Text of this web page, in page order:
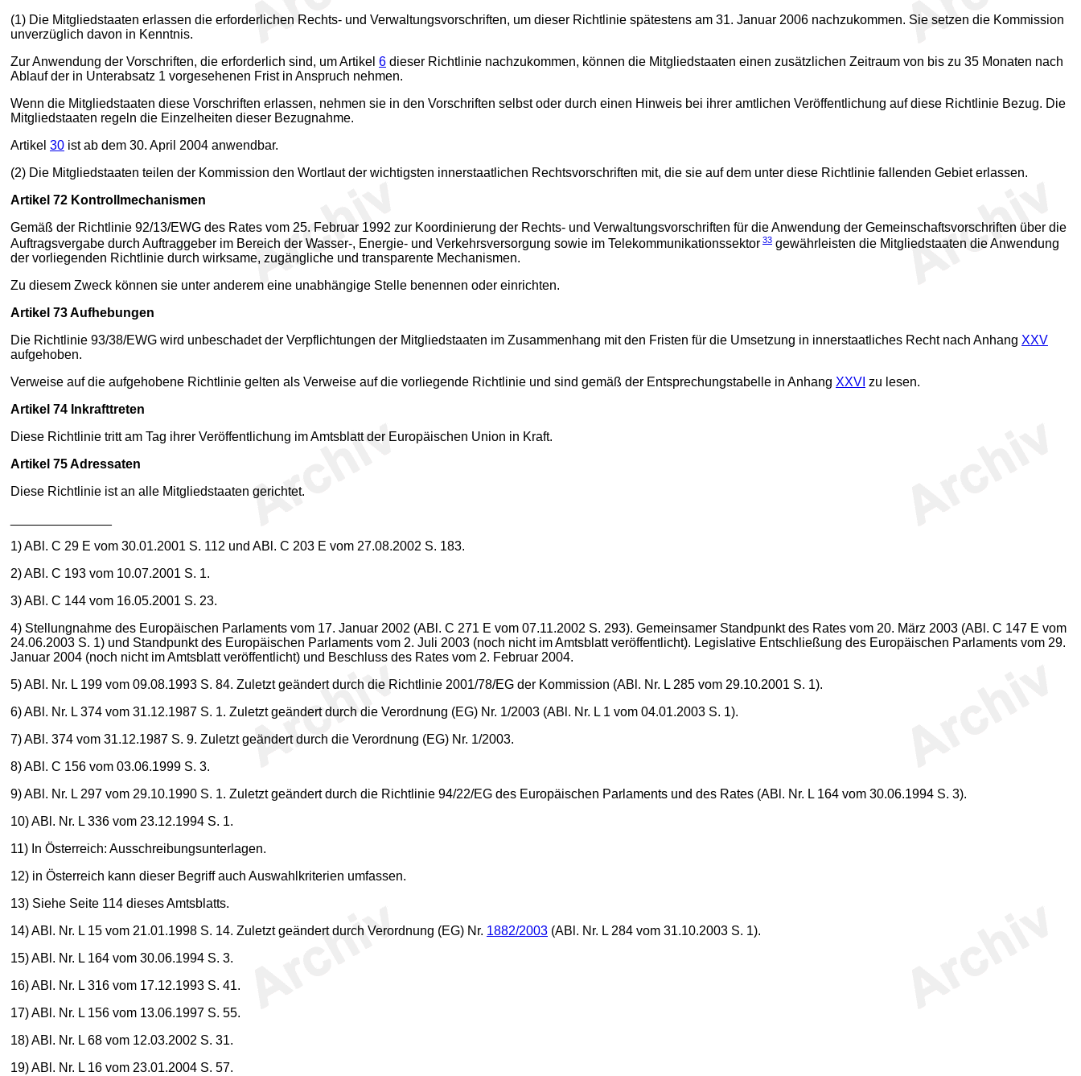
(1) Die Mitgliedstaaten erlassen die erforderlichen Rechts- und Verwaltungsvorschriften, um dieser Richtlinie spätestens am 31. Januar 2006 nachzukommen. Sie setzen die Kommission
unverzüglich davon in Kenntnis.
Zur Anwendung der Vorschriften, die erforderlich sind, um Artikel 6 dieser Richtlinie nachzukommen, können die Mitgliedstaaten einen zusätzlichen Zeitraum von bis zu 35 Monaten nach
Ablauf der in Unterabsatz 1 vorgesehenen Frist in Anspruch nehmen.
Wenn die Mitgliedstaaten diese Vorschriften erlassen, nehmen sie in den Vorschriften selbst oder durch einen Hinweis bei ihrer amtlichen Veröffentlichung auf diese Richtlinie Bezug. Die
Mitgliedstaaten regeln die Einzelheiten dieser Bezugnahme.
Artikel 30 ist ab dem 30. April 2004 anwendbar.
(2) Die Mitgliedstaaten teilen der Kommission den Wortlaut der wichtigsten innerstaatlichen Rechtsvorschriften mit, die sie auf dem unter diese Richtlinie fallenden Gebiet erlassen.
Artikel 72 Kontrollmechanismen
Gemäß der Richtlinie 92/13/EWG des Rates vom 25. Februar 1992 zur Koordinierung der Rechts- und Verwaltungsvorschriften für die Anwendung der Gemeinschaftsvorschriften über die
Auftragsvergabe durch Auftraggeber im Bereich der Wasser-, Energie- und Verkehrsversorgung sowie im Telekommunikationssektor 33 gewährleisten die Mitgliedstaaten die Anwendung
der vorliegenden Richtlinie durch wirksame, zugängliche und transparente Mechanismen.
Zu diesem Zweck können sie unter anderem eine unabhängige Stelle benennen oder einrichten.
Artikel 73Aufhebungen
Die Richtlinie 93/38/EWG wird unbeschadet der Verpflichtungen der Mitgliedstaaten im Zusammenhang mit den Fristen für die Umsetzung in innerstaatliches Recht nach Anhang XXV
aufgehoben.
Verweise auf die aufgehobene Richtlinie gelten als Verweise auf die vorliegende Richtlinie und sind gemäß der Entsprechungstabelle in Anhang XXVI zu lesen.
Artikel 74 Inkrafttreten
Diese Richtlinie tritt am Tag ihrer Veröffentlichung im Amtsblatt der Europäischen Union in Kraft.
Artikel 75Adressaten
Diese Richtlinie ist an alle Mitgliedstaaten gerichtet.
1) ABl. C 29 E vom 30.01.2001 S. 112 und ABl. C 203 E vom 27.08.2002 S. 183.
2) ABl. C 193 vom 10.07.2001 S. 1.
3) ABl. C 144 vom 16.05.2001 S. 23.
4) Stellungnahme des Europäischen Parlaments vom 17. Januar 2002 (ABl. C 271 E vom 07.11.2002 S. 293). Gemeinsamer Standpunkt des Rates vom 20. März 2003 (ABl. C 147 E vom
24.06.2003 S. 1) und Standpunkt des Europäischen Parlaments vom 2. Juli 2003 (noch nicht im Amtsblatt veröffentlicht). Legislative Entschließung des Europäischen Parlaments vom 29.
Januar 2004 (noch nicht im Amtsblatt veröffentlicht) und Beschluss des Rates vom 2. Februar 2004.
5) ABl. Nr. L 199 vom 09.08.1993 S. 84. Zuletzt geändert durch die Richtlinie 2001/78/EG der Kommission (ABl. Nr. L 285 vom 29.10.2001 S. 1).
6) ABl. Nr. L 374 vom 31.12.1987 S. 1. Zuletzt geändert durch die Verordnung (EG) Nr. 1/2003 (ABl. Nr. L 1 vom 04.01.2003 S. 1).
7) ABl. 374 vom 31.12.1987 S. 9. Zuletzt geändert durch die Verordnung (EG) Nr. 1/2003.
8) ABl. C 156 vom 03.06.1999 S. 3.
9) ABl. Nr. L 297 vom 29.10.1990 S. 1. Zuletzt geändert durch die Richtlinie 94/22/EG des Europäischen Parlaments und des Rates (ABl. Nr. L 164 vom 30.06.1994 S. 3).
10) ABl. Nr. L 336 vom 23.12.1994 S. 1.
11) In Österreich: Ausschreibungsunterlagen.
12) in Österreich kann dieser Begriff auch Auswahlkriterien umfassen.
13) Siehe Seite 114 dieses Amtsblatts.
14) ABl. Nr. L 15 vom 21.01.1998 S. 14. Zuletzt geändert durch Verordnung (EG) Nr. 1882/2003 (ABl. Nr. L 284 vom 31.10.2003 S. 1).
15) ABl. Nr. L 164 vom 30.06.1994 S. 3.
16) ABl. Nr. L 316 vom 17.12.1993 S. 41.
17) ABl. Nr. L 156 vom 13.06.1997 S. 55.
18) ABl. Nr. L 68 vom 12.03.2002 S. 31.
19) ABl. Nr. L 16 vom 23.01.2004 S. 57.